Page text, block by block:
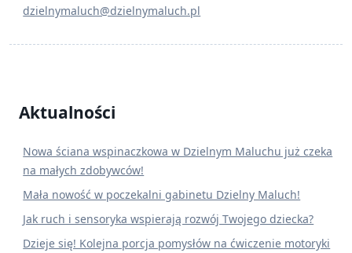
dzielnymaluch@dzielnymaluch.pl
Aktualności
Nowa ściana wspinaczkowa w Dzielnym Maluchu już czeka
na małych zdobywców!
Mała nowość w poczekalni gabinetu Dzielny Maluch!
Jak ruch i sensoryka wspierają rozwój Twojego dziecka?
Dzieje się! Kolejna porcja pomysłów na ćwiczenie motoryki